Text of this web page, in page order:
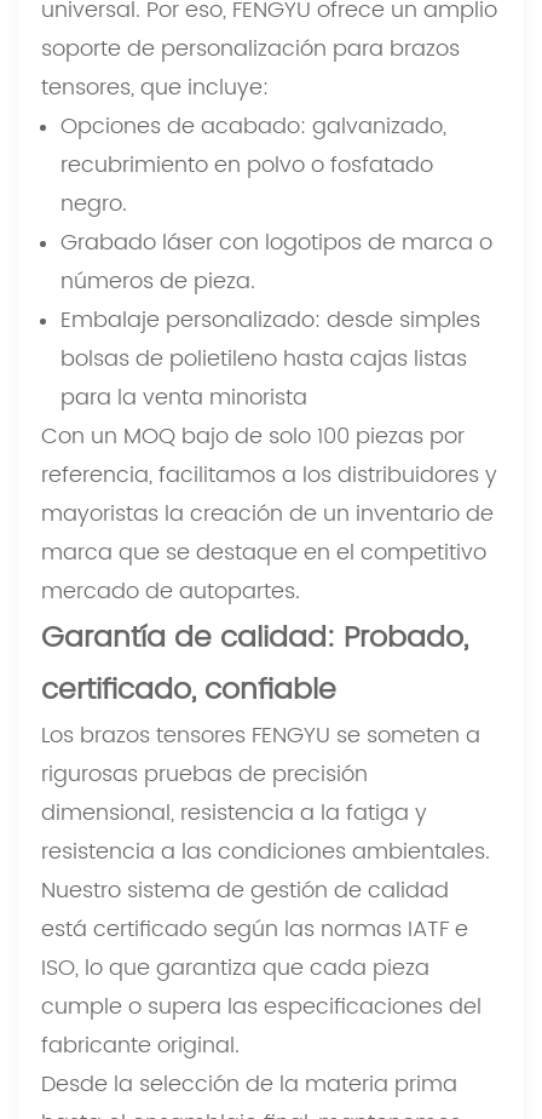
universal. Por eso, FENGYU ofrece un amplio
soporte de personalización para brazos
tensores, que incluye:
Opciones de acabado: galvanizado,
recubrimiento en polvo o fosfatado
negro.
Grabado láser con logotipos de marca o
números de pieza.
Embalaje personalizado: desde simples
bolsas de polietileno hasta cajas listas
para la venta minorista
Con un MOQ bajo de solo 100 piezas por
referencia, facilitamos a los distribuidores y
mayoristas la creación de un inventario de
marca que se destaque en el competitivo
mercado de autopartes.
Garantía de calidad: Probado,
certificado, confiable
Los brazos tensores FENGYU se someten a
rigurosas pruebas de precisión
dimensional, resistencia a la fatiga y
resistencia a las condiciones ambientales.
Nuestro sistema de gestión de calidad
está certificado según las normas IATF e
ISO, lo que garantiza que cada pieza
cumple o supera las especificaciones del
fabricante original.
Desde la selección de la materia prima